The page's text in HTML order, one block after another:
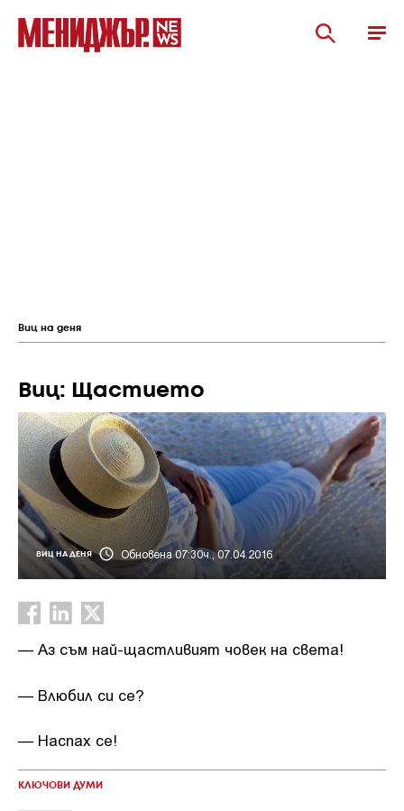
Виц на деня
Виц: Щастието
ВИЦ НА ДЕНЯ Обновена 07:30ч., 07.04.2016
— Аз съм най-щастливият човек на света!
— Влюбил си се?
— Наспах се!
КЛЮЧОВИ ДУМИ